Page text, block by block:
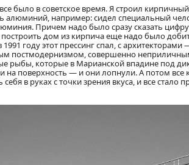
было в советское время. Я строил
алюминий, например: сидел специальный
Причем надо было сразу сказать
дом из кирпича еще надо было
году этот прессинг спал, с
постмодернизмом, совершенно
рыбы, которые в Марианской впадине под
на поверхность — и они лопнули. А потом все
себя в руках с точки зрения вкуса, и все стало